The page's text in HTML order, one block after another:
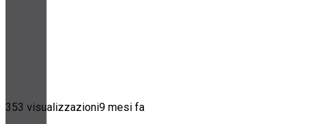
353 visualizzazioni9 mesi fa